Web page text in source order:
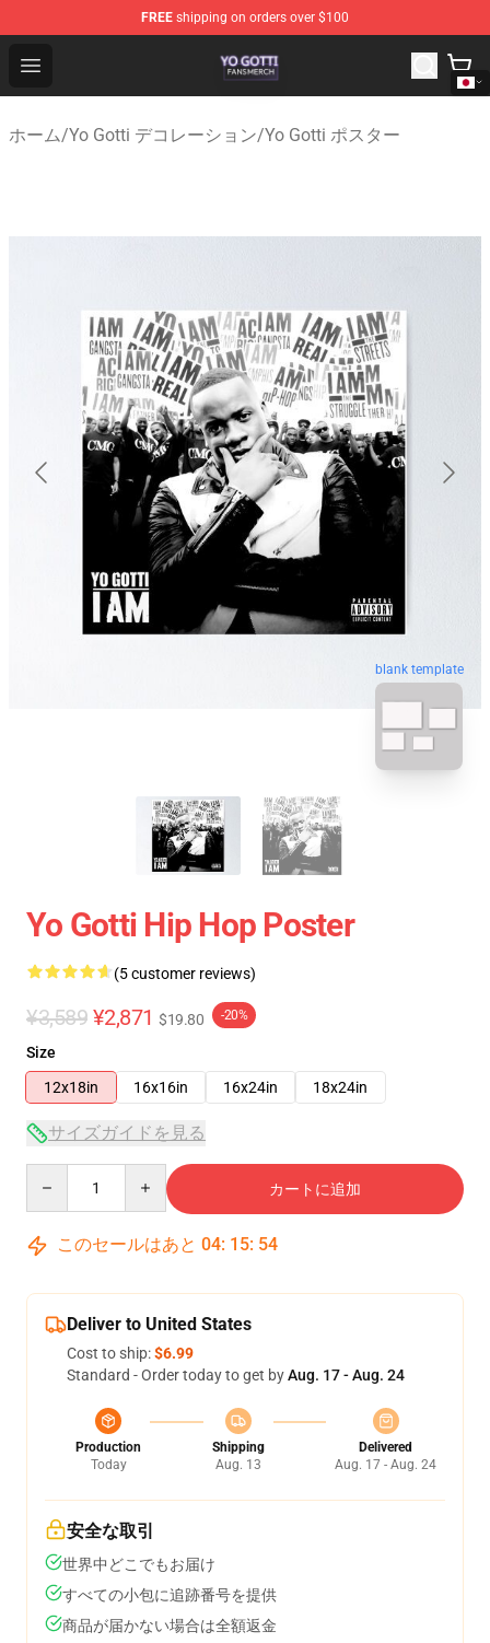
FREE shipping on orders over $100
Open menu
Yo Gotti Shop - Official Yo Gotti Merchandise Store
ホーム/Yo Gotti デコレーション/Yo Gotti ポスター
blank template
Yo Gotti Hip Hop Poster
(5 customer reviews)
¥3,589 ¥2,871 $19.80 -20%
Size
12x18in
16x16in 16x24in 18x24in
サイズガイドを見る
カートに追加
このセールはあと 04: 15: 54
Deliver to United States
Cost to ship:$6.99
Standard - Order today to get byAug. 17 - Aug. 24
Production
Today
Shipping
Aug. 13
Delivered
Aug. 17 - Aug. 24
安全な取引
世界中どこでもお届け
すべての小包に追跡番号を提供
商品が届かない場合は全額返金